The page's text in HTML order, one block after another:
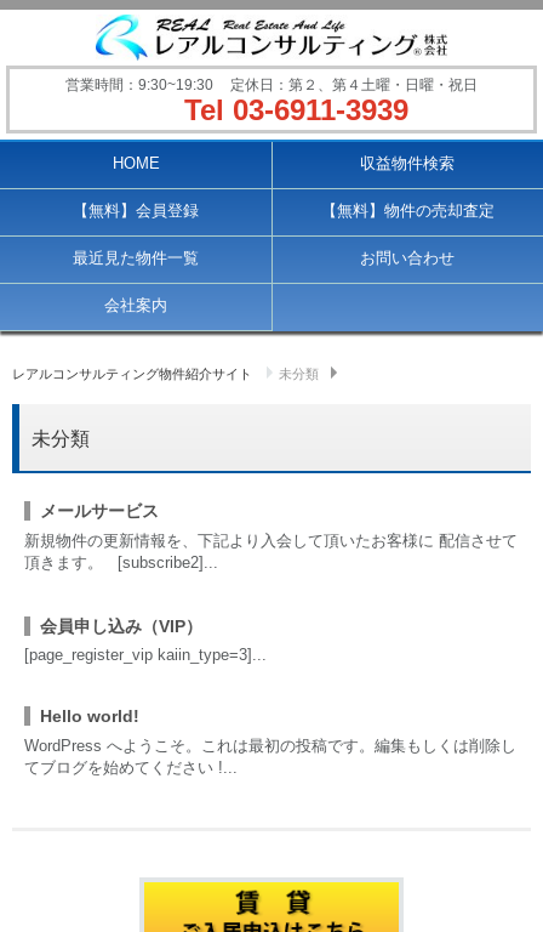
営業時間：9:30~19:30 定休日：第２、第４土曜・日曜・祝日
Tel 03-6911-3939
HOME 収益物件検索
【無料】会員登録 【無料】物件の売却査定
最近見た物件一覧 お問い合わせ
会社案内
レアルコンサルティング物件紹介サイト 未分類
未分類
メールサービス
新規物件の更新情報を、下記より入会して頂いたお客様に 配信させて
頂きます。 [subscribe2]...
会員申し込み（VIP）
[page_register_vip kaiin_type=3]...
Hello world!
WordPress へようこそ。これは最初の投稿です。編集もしくは削除し
てブログを始めてください !...